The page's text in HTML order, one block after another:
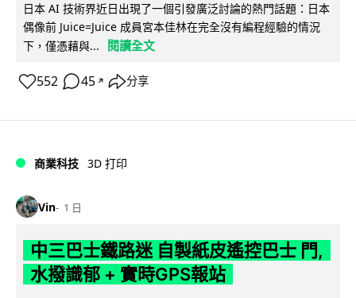
日本 AI 技術界近日出現了一個引發廣泛討論的熱門話題：日本
偶像前 Juice=Juice 成員宮本佳林在完全沒有編程經驗的情況
下，僅憑藉與...
閱讀全文
552 45 ↗ 分享
商業科技 3D 打印
Vin 1 日
中三巴士鐵路迷 自製紙皮遙控巴士 門,
水撥識郁 + 實時GPS報站